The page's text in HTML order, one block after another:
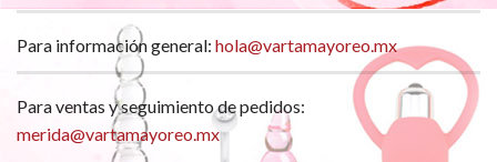
Para información general: hola@vartamayoreo.mx
Para ventas y seguimiento de pedidos:
merida@vartamayoreo.mx